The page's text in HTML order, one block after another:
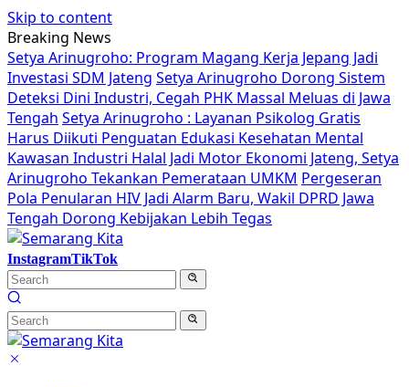
Skip to content
Breaking News
Setya Arinugroho: Program Magang Kerja Jepang Jadi
Investasi SDM Jateng Setya Arinugroho Dorong Sistem
Deteksi Dini Industri, Cegah PHK Massal Meluas di Jawa
Tengah Setya Arinugroho : Layanan Psikolog Gratis
Harus Diikuti Penguatan Edukasi Kesehatan Mental
Kawasan Industri Halal Jadi Motor Ekonomi Jateng, Setya
Arinugroho Tekankan Pemerataan UMKM Pergeseran
Pola Penularan HIV Jadi Alarm Baru, Wakil DPRD Jawa
Tengah Dorong Kebijakan Lebih Tegas
InstagramTikTok